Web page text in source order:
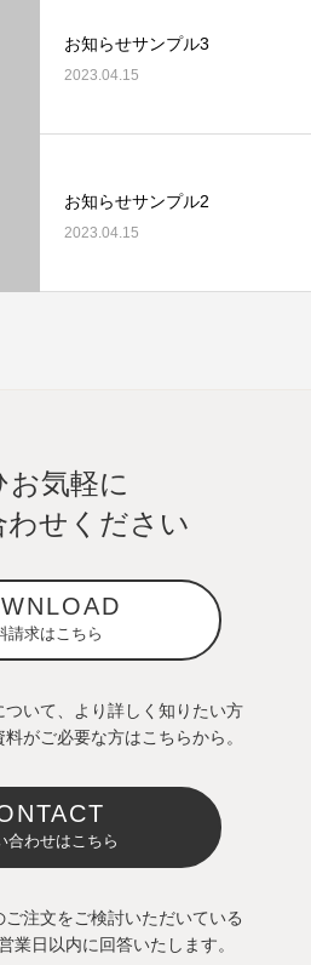
お知らせサンプル3
2023.04.15
お知らせサンプル2
2023.04.15
お気軽に
わせください
請求はこちら
いて、より詳しく知りたい方
がご必要な方はこちらから。
合わせはこちら
注文をご検討いただいている
業日以内に回答いたします。